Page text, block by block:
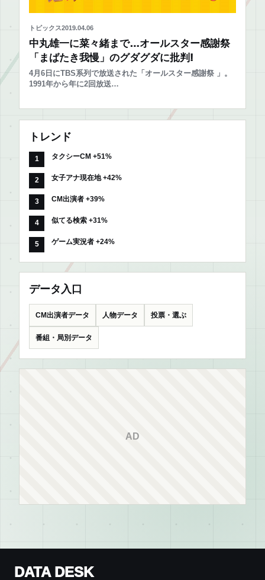
トピックス2019.04.06
中丸雄一に菜々緒まで…オールスター感謝祭
「まばたき我慢」のグダグダに批判!
4月6日にTBS系列で放送された「オールスター感謝祭 」。
1991年から年に2回放送…
トレンド
タクシーCM +51%
女子アナ現在地 +42%
CM出演者 +39%
似てる検索 +31%
ゲーム実況者 +24%
データ入口
CM出演者データ 人物データ 投票・選ぶ
番組・局別データ
AD
DATA DESK